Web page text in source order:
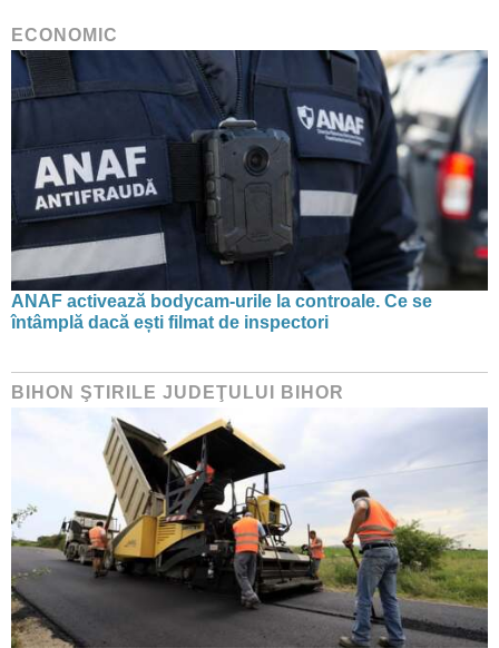
ECONOMIC
ANAF activează bodycam-urile la controale. Ce se
întâmplă dacă ești filmat de inspectori
BIHON ŞTIRILE JUDEŢULUI BIHOR